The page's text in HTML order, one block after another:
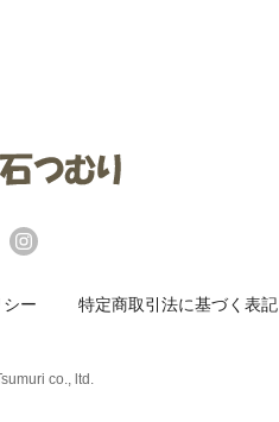
ー 特定商取引法に基づく表記
co., ltd.